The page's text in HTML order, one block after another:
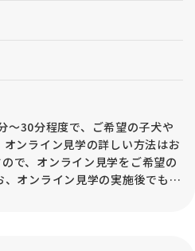
～30分程度で、ご希望の子犬や
ンライン見学の詳しい方法はお
で、オンライン見学をご希望の
オンライン見学の実施後でも、